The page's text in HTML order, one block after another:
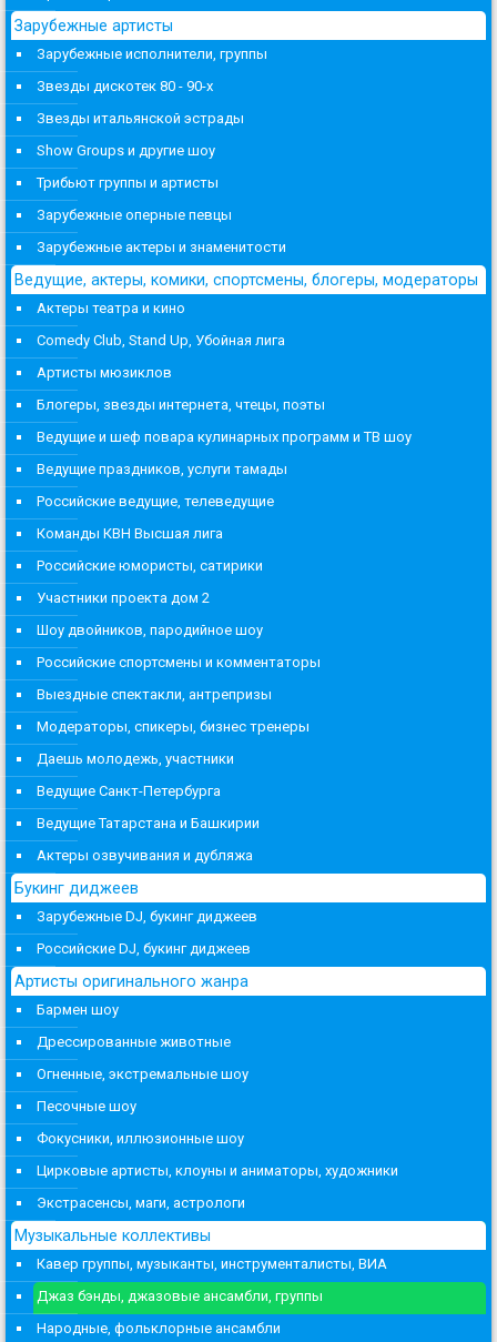
Зарубежные артисты
Зарубежные исполнители, группы
Звезды дискотек 80 - 90-х
Звезды итальянской эстрады
Show Groups и другие шоу
Трибьют группы и артисты
Зарубежные оперные певцы
Зарубежные актеры и знаменитости
Ведущие, актеры, комики, спортсмены, блогеры, модераторы
Актеры театра и кино
Comedy Club, Stand Up, Убойная лига
Артисты мюзиклов
Блогеры, звезды интернета, чтецы, поэты
Ведущие и шеф повара кулинарных программ и ТВ шоу
Ведущие праздников, услуги тамады
Российские ведущие, телеведущие
Команды КВН Высшая лига
Российские юмористы, сатирики
Участники проекта дом 2
Шоу двойников, пародийное шоу
Российские спортсмены и комментаторы
Выездные спектакли, антрепризы
Модераторы, спикеры, бизнес тренеры
Даешь молодежь, участники
Ведущие Санкт-Петербурга
Ведущие Татарстана и Башкирии
Актеры озвучивания и дубляжа
Букинг диджеев
Зарубежные DJ, букинг диджеев
Российские DJ, букинг диджеев
Артисты оригинального жанра
Бармен шоу
Дрессированные животные
Огненные, экстремальные шоу
Песочные шоу
Фокусники, иллюзионные шоу
Цирковые артисты, клоуны и аниматоры, художники
Экстрасенсы, маги, астрологи
Музыкальные коллективы
Кавер группы, музыканты, инструменталисты, ВИА
Джаз бэнды, джазовые ансамбли, группы
Народные, фольклорные ансамбли